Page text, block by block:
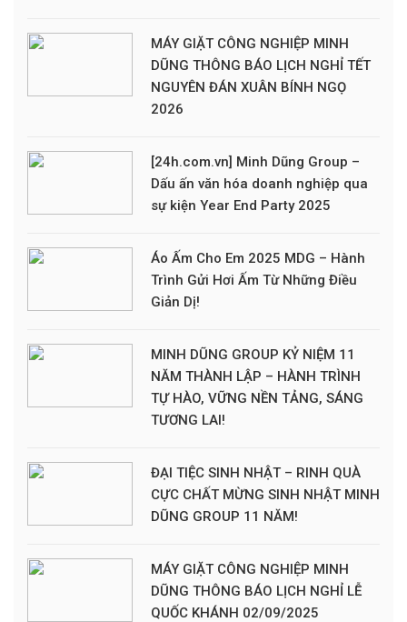
MÁY GIẶT CÔNG NGHIỆP MINH
DŨNG THÔNG BÁO LỊCH NGHỈ TẾT
NGUYÊN ĐÁN XUÂN BÍNH NGỌ
2026
[24h.com.vn] Minh Dũng Group –
Dấu ấn văn hóa doanh nghiệp qua
sự kiện Year End Party 2025
Áo Ấm Cho Em 2025 MDG – Hành
Trình Gửi Hơi Ấm Từ Những Điều
Giản Dị!
MINH DŨNG GROUP KỶ NIỆM 11
NĂM THÀNH LẬP – HÀNH TRÌNH
TỰ HÀO, VỮNG NỀN TẢNG, SÁNG
TƯƠNG LAI!
ĐẠI TIỆC SINH NHẬT – RINH QUÀ
CỰC CHẤT MỪNG SINH NHẬT MINH
DŨNG GROUP 11 NĂM!
MÁY GIẶT CÔNG NGHIỆP MINH
DŨNG THÔNG BÁO LỊCH NGHỈ LỄ
QUỐC KHÁNH 02/09/2025